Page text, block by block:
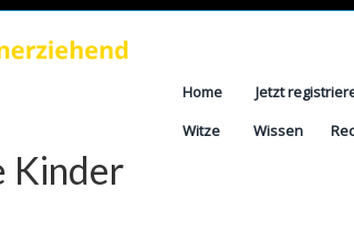
Home Jetzt
Witze
Wissen
Kinder